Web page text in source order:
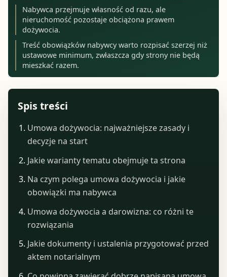
Nabywca przejmuje własność od razu, ale
nieruchomość pozostaje obciążona prawem
dożywocia.
Treść obowiązków nabywcy warto rozpisać szerzej niż
ustawowe minimum, zwłaszcza gdy strony nie będą
mieszkać razem.
Spis treści
Umowa dożywocia: najważniejsze zasady i
decyzje na start
Jakie warianty tematu obejmuje ta strona
Na czym polega umowa dożywocia i jakie
obowiązki ma nabywca
Umowa dożywocia a darowizna: co różni te
rozwiązania
Jakie dokumenty i ustalenia przygotować przed
aktem notarialnym